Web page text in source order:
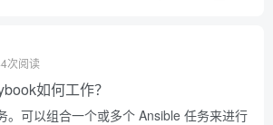
次阅读
如何工作？
。可以组合一个或多个 Ansible 任务来进行